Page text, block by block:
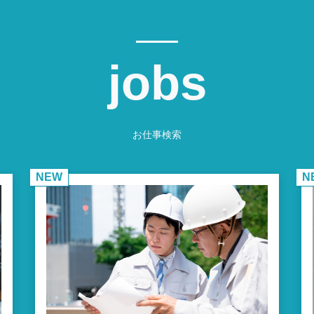
jobs
お仕事検索
NEW